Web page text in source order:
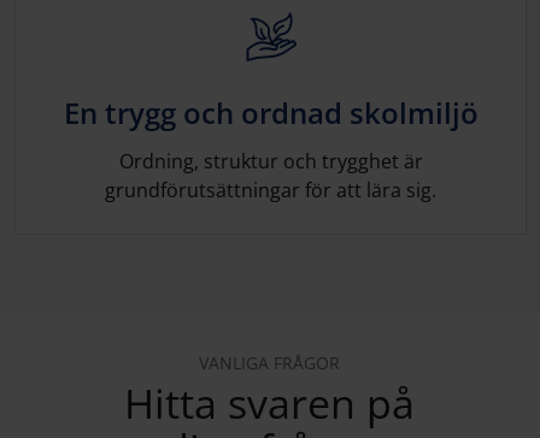
En trygg och ordnad skolmiljö
Ordning, struktur och trygghet är
grundförutsättningar för att lära sig.
VANLIGA FRÅGOR
Hitta svaren på